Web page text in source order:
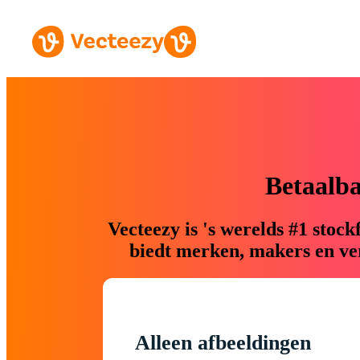
Vecteezy is 's werelds #1
biedt merken, makers en
Alleen afbeeldingen